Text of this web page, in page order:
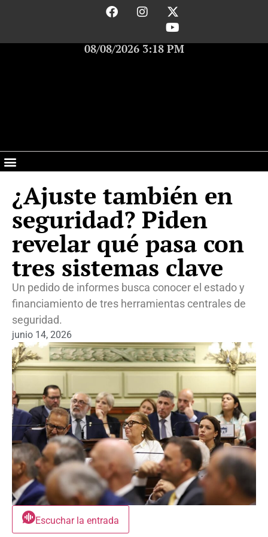
08/08/2026 3:18 PM
¿Ajuste también en
seguridad? Piden
revelar qué pasa con
tres sistemas clave
Un pedido de informes busca conocer el estado y
financiamiento de tres herramientas centrales de
seguridad.
junio 14, 2026
Escuchar la entrada